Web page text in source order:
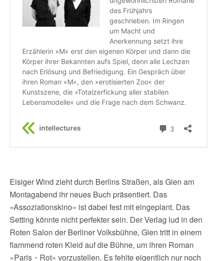
Eisiger Wind zieht durch Berlins Straßen, als Gien am
Montagabend ihr neues Buch präsentiert. Das
»Assoziationskino« ist dabei fest mit eingeplant. Das
Setting könnte nicht perfekter sein. Der Verlag lud in den
Roten Salon der Berliner Volksbühne, Gien tritt in einem
flammend roten Kleid auf die Bühne, um ihren Roman
»Paris・Rot« vorzustellen. Es fehlte eigentlich nur noch